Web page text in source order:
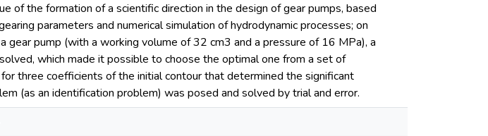
of the formation of a scientific direction in the design of gear pumps, based
parameters and numerical simulation of hydrodynamic processes; on
pump (with a working volume of 32 cm3 and a pressure of 16 MPa), a
which made it possible to choose the optimal one from a set of
three coefficients of the initial contour that determined the significant
(as an identification problem) was posed and solved by trial and error.